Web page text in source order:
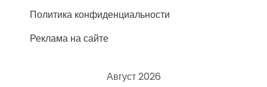
Политика конфиденциальности
Реклама на сайте
Август 2026